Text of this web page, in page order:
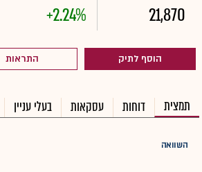
21,870
+2.24%
הוסף לתיק התראות
תמצית דוחות עסקאות בעלי עניין
השוואה